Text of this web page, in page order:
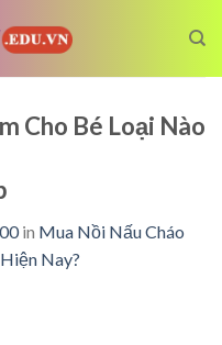
Cho Bé Loại Nào
in Mua Nồi Nấu Cháo
Nay?